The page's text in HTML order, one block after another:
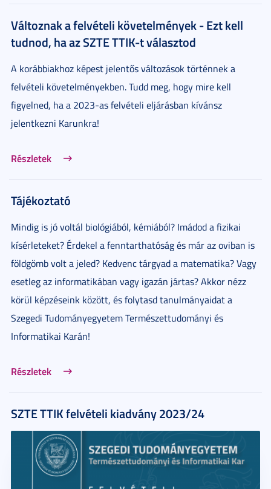
Változnak a felvételi követelmények - Ezt kell
tudnod, ha az SZTE TTIK-t választod
A korábbiakhoz képest jelentős változások történnek a
felvételi követelményekben. Tudd meg, hogy mire kell
figyelned, ha a 2023-as felvételi eljárásban kívánsz
jelentkezni Karunkra!
Részletek
Tájékoztató
Mindig is jó voltál biológiából, kémiából? Imádod a fizikai
kísérleteket? Érdekel a fenntarthatóság és már az oviban is
földgömb volt a jeled? Kedvenc tárgyad a matematika? Vagy
esetleg az informatikában vagy igazán jártas? Akkor nézz
körül képzéseink között, és folytasd tanulmányaidat a
Szegedi Tudományegyetem Természettudományi és
Informatikai Karán!
Részletek
SZTE TTIK felvételi kiadvány 2023/24